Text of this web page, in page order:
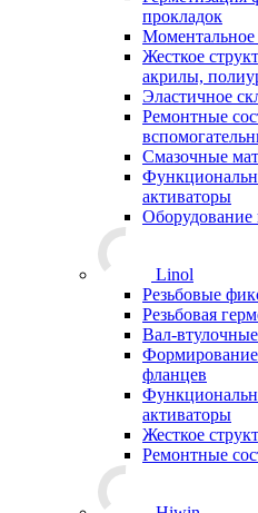
прокладок
Моментальное
Жесткое
акрилы,
Эластичное
Ремонтные
Смазочные
активаторы
Оборудование
Linol
Резьбовые
Резьбовая
Вал-
Формирование
фланцев
активаторы
Жесткое
Ремонтные